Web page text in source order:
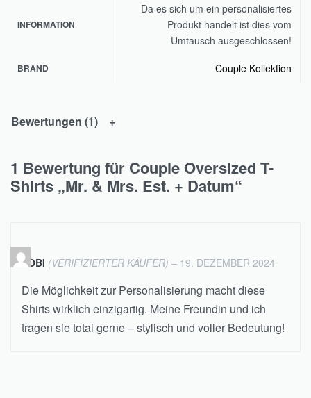
INFORMATION
Da es sich um ein personalisiertes
Produkt handelt ist dies vom
Umtausch ausgeschlossen!
BRAND Couple Kollektion
Bewertungen (1)
1 Bewertung für Couple Oversized T-
Shirts „Mr. & Mrs. Est. + Datum“
Bewertet mit
TOBI (VERIFIZIERTER KÄUFER) – 19. DEZEMBER 2024
Die Möglichkeit zur Personalisierung macht diese
Shirts wirklich einzigartig. Meine Freundin und ich
tragen sie total gerne – stylisch und voller Bedeutung!